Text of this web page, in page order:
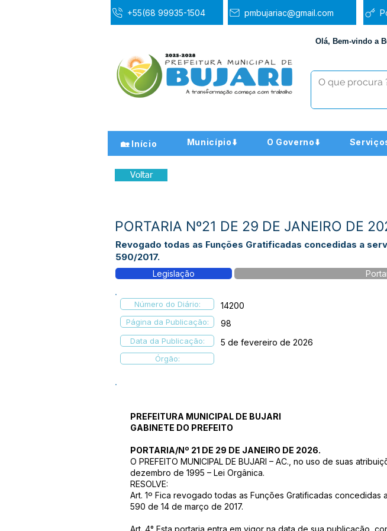
+55(68 99935-1504 pmbujariac@gmail.com
Olá, Bem-vindo a
🏡 Início Município⬇️ O Governo⬇️
Voltar
PORTARIA Nº21 DE 29 DE JANEIRO DE
Revogado todas as Funções Gratificadas concedidas a
590/2017.
Legislação
Número do Diário: 14200
Página da Publicação: 98
Data da Publicação: 5 de fevereiro de 2026
Órgão:
PREFEITURA MUNICIPAL DE BUJARI
GABINETE DO PREFEITO
PORTARIA/Nº 21 DE 29 DE JANEIRO DE 2026.
O PREFEITO MUNICIPAL DE BUJARI – AC., no uso de suas
dezembro de 1995 – Lei Orgânica.
RESOLVE:
Art. 1º Fica revogado todas as Funções Gratificadas
590 de 14 de março de 2017.
Art. 4° Esta portaria entra em vigor na data de sua publicação,